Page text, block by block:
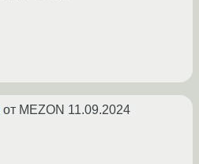
от MEZON 11.09.2024